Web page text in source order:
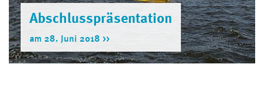
Abschlusspräsentation
am 28. Juni 2018